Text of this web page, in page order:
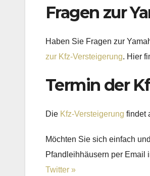
Fragen zur
Haben Sie Fragen zur
zur Kfz-Versteigerung. Hier
Termin der
Die Kfz-Versteigerung findet
Möchten Sie sich einfach
Pfandleihhäusern per Email
Twitter »